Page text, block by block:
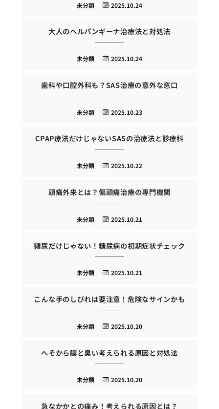
2025.10.24
未分類
大人のヘルパンギーナ治療法と対処法
2025.10.24
未分類
歯科や口腔外科も？SAS治療の意外な窓口
2025.10.23
未分類
CPAP療法だけじゃないSASの治療法と診療科
2025.10.22
未分類
頭痛外来とは？偏頭痛治療の専門機関
2025.10.21
未分類
頻尿だけじゃない！糖尿病の初期症状チェック
2025.10.21
未分類
こんな手のしびれは要注意！危険なサインかも
2025.10.20
未分類
へそから膿と臭い考えられる原因と対処法
2025.10.20
未分類
急なかかとの痛み！考えられる原因とは？